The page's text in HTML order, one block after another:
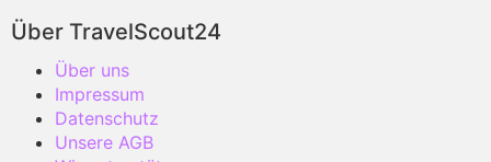
Über TravelScout24
Über uns
Impressum
Datenschutz
Unsere AGB